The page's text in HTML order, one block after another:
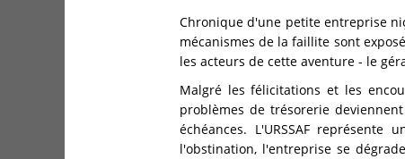
Chronique d'une petite entreprise
mécanismes de la faillite sont
les acteurs de cette aventure - le
Malgré les félicitations et les
problèmes de trésorerie
échéances. L'URSSAF
l'obstination, l'entreprise se